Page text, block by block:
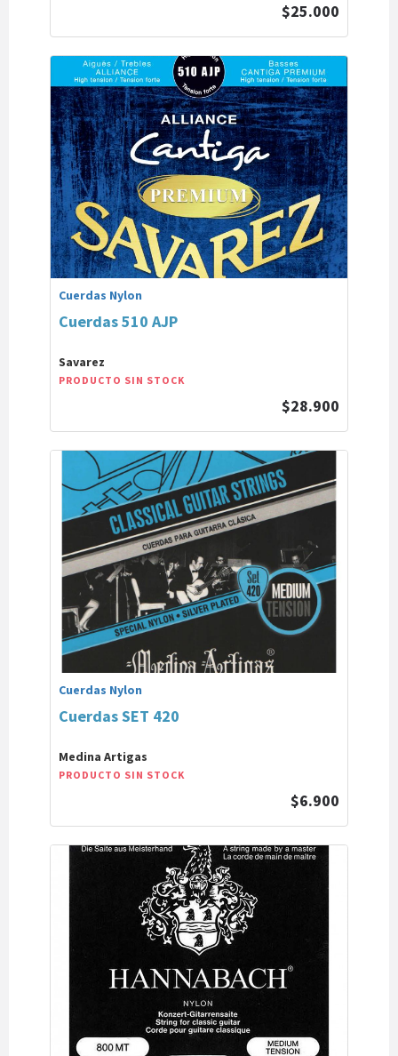
$25.000
Cuerdas Nylon
Cuerdas 510 AJP
Savarez
PRODUCTO SIN STOCK
$28.900
Cuerdas Nylon
Cuerdas SET 420
Medina Artigas
PRODUCTO SIN STOCK
$6.900